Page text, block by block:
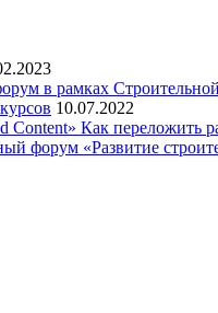
в рамках
10.07.2022
Как переложить
форум «Развитие